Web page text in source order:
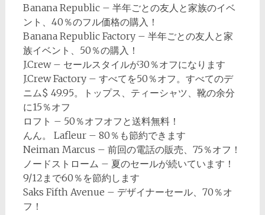
Banana Republic – 半年ごとの友人と家族のイベ
ント、40％のフル価格の購入！
Banana Republic Factory – 半年ごとの友人と家
族イベント、50％の購入！
J.Crew – セールスタイルが30％オフになります
J.Crew Factory – すべてを50％オフ。すべてのデ
ニム$ 49.95。トップス、ティーシャツ、靴の余分
に15％オフ
ロフト – 50％オフオフと送料無料！
んん。 Lafleur – 80％も節約できます
Neiman Marcus – 前回の電話の販売、75％オフ！
ノードストローム – 夏のセールが続いています！
9/12まで60％を節約します
Saks Fifth Avenue – デザイナーセール、70％オ
フ！